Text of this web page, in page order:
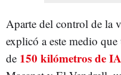
Aparte del control de la
explicó a este medio
de 150 kilómetros de